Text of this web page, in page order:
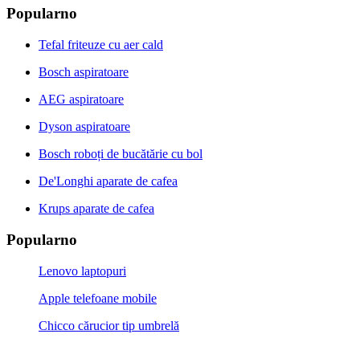
Popularno
Tefal friteuze cu aer cald
Bosch aspiratoare
AEG aspiratoare
Dyson aspiratoare
Bosch roboți de bucătărie cu bol
De'Longhi aparate de cafea
Krups aparate de cafea
Popularno
Lenovo laptopuri
Apple telefoane mobile
Chicco cărucior tip umbrelă